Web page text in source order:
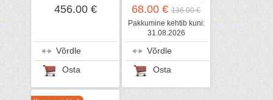
betoonile/asfaltile,
STIHL
456.00 €
Võrdle
Osta
STIHL
68.00 € 136.00 €
Pakkumine kehtib kuni:
31.08.2026
Võrdle
Osta